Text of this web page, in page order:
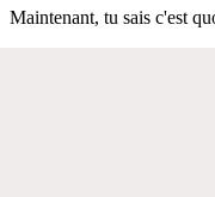
Maintenant, tu sais c'est